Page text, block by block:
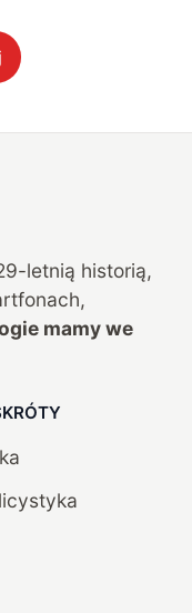
-letnią historią,
mamy we